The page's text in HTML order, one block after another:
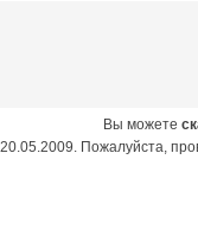
Вы можете
Пожалуйста,